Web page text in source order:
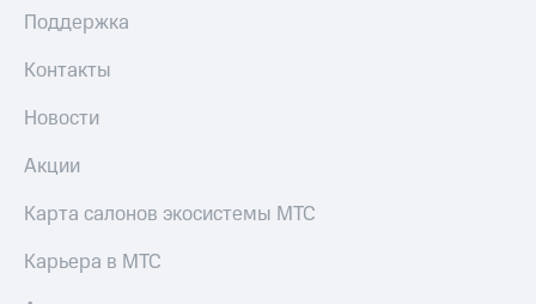
Поддержка
Контакты
Новости
Акции
Карта салонов экосистемы МТС
Карьера в МТС